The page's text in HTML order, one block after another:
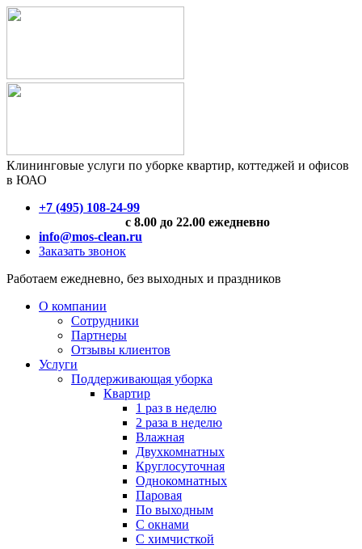
Клининговые услуги по уборке квартир, коттеджей и офисов
в ЮАО
+7 (495) 108-24-99
с 8.00 до 22.00 ежедневно
info@mos-clean.ru
Заказать звонок
Работаем ежедневно, без выходных и праздников
О компании
Сотрудники
Партнеры
Отзывы клиентов
Услуги
Поддерживающая уборка
Квартир
1 раз в неделю
2 раза в неделю
Влажная
Двухкомнатных
Круглосуточная
Однокомнатных
Паровая
По выходным
С окнами
С химчисткой